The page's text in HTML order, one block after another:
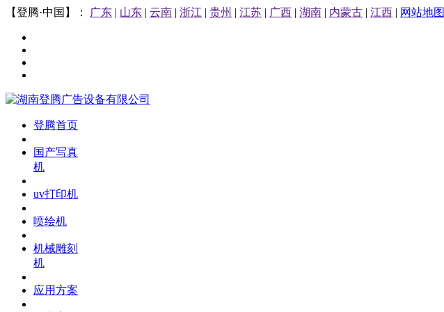
【登腾·中国】： 广东 | 山东 | 云南 | 浙江 | 贵州 | 江苏 | 广西 | 湖南 | 内蒙古 | 江西 | 网站地图
登腾首页
国产写真
机
uv打印机
喷绘机
机械雕刻
机
应用方案